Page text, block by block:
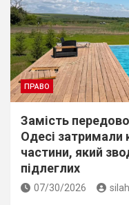
ПРАВО
Замість
Одесі затримали
частини, який
підлеглих
07/30/2026